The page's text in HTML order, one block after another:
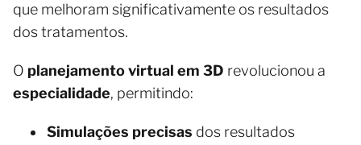
que melhoram significativamente os resultados
dos tratamentos.
O planejamento virtual em 3D revolucionou a
especialidade, permitindo:
Simulações precisas dos resultados